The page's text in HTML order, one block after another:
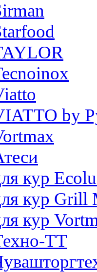
by
кур
кур Grill
кур
ТТ